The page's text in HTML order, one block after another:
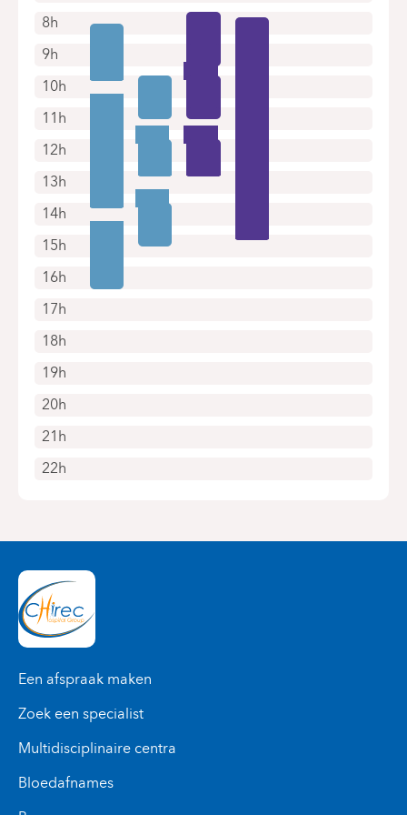
8h
9h
10h
11h
12h
13h
14h
15h
16h
17h
18h
19h
20h
21h
22h
Een afspraak maken
Zoek een specialist
Multidisciplinaire centra
Bloedafnames